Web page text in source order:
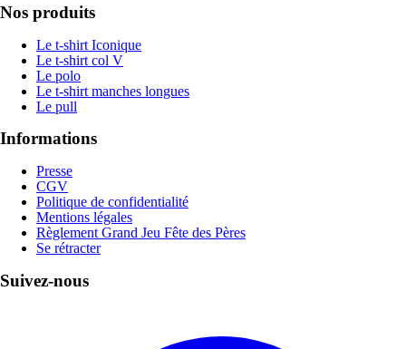
Nos produits
Le t-shirt Iconique
Le t-shirt col V
Le polo
Le t-shirt manches longues
Le pull
Informations
Presse
CGV
Politique de confidentialité
Mentions légales
Règlement Grand Jeu Fête des Pères
Se rétracter
Suivez-nous